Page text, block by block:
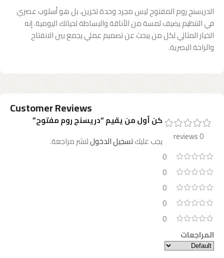
الدريسنج روم المفتوح ليس مجرد وحدة تخزين، بل هو أسلوب عصري
في التنظيم يضيف لمسة من الأناقة والبساطة لحياتك اليومية. إنه
الخيار المثالي لكل من يبحث عن تصميم عملي يجمع بين الانفتاح
والراحة البصرية.
Customer Reviews
0 reviews
0
0
0
0
0
المراجعات
كن أول من يقيم “دريسنج روم مفتوح”
يجب عليكتسجيل الدخوللنشر مراجعة.